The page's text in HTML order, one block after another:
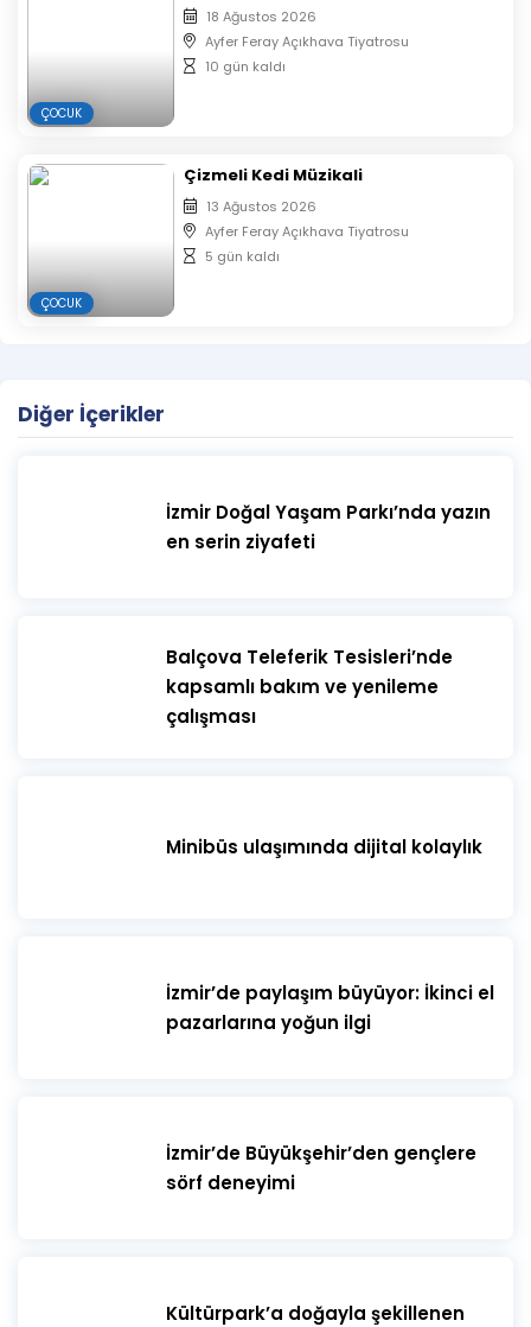
ÇOCUK
18 Ağustos 2026
Ayfer Feray Açıkhava Tiyatrosu
10 gün kaldı
ÇOCUK
Çizmeli Kedi Müzikali
13 Ağustos 2026
Ayfer Feray Açıkhava Tiyatrosu
5 gün kaldı
Diğer İçerikler
İzmir Doğal Yaşam Parkı’nda yazın
en serin ziyafeti
​Balçova Teleferik Tesisleri’nde
kapsamlı bakım ve yenileme
çalışması
Minibüs ulaşımında dijital kolaylık
İzmir’de paylaşım büyüyor: İkinci el
pazarlarına yoğun ilgi
İzmir’de Büyükşehir’den gençlere
sörf deneyimi
Kültürpark’a doğayla şekillenen